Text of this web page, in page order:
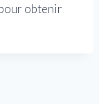
obtenir